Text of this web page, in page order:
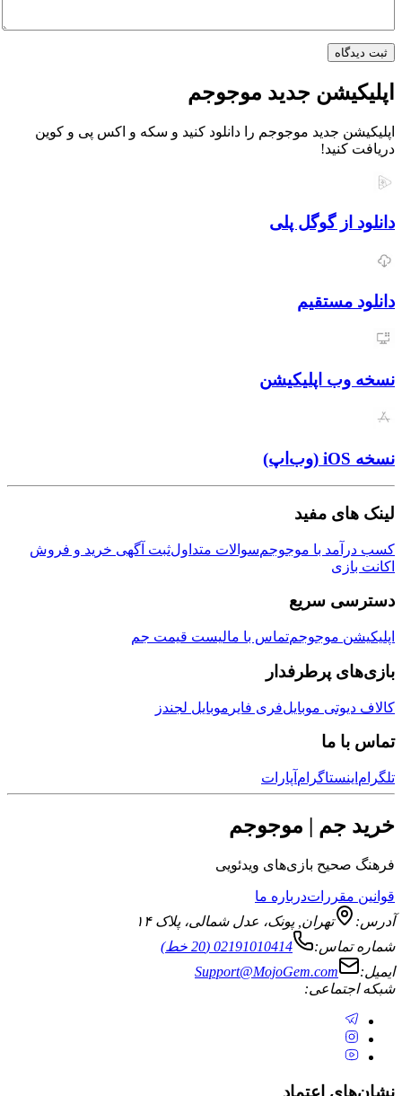
جدید موجوجم
جدید موجوجم را دانلود کنید و سکه و اکس پی و کوین
گوگل پلی
اپلیکیشن
مفید
با موجوجم سوالات متداولثبت آگهی خرید و فروش
سریع
موجوجم تماس با مالیست قیمت جم
پرطرفدار
موبایلفری فایرموبایل لجندز
ما
آپارات
جم | موجوجم
بازی‌های ویدئویی
درباره ما
تهران ,پونک، عدل شمالی، پلاک ۱۴
02191010414 (20 خط)
Support@MojoGem.com
اعتماد